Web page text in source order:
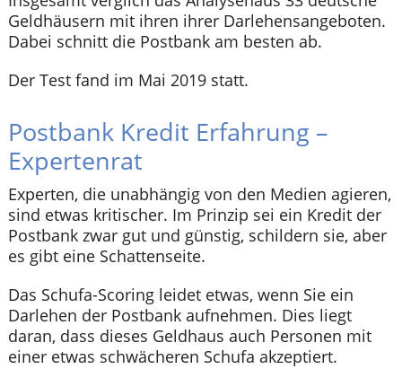
Geldhäusern mit ihren ihrer Darlehensangeboten.
Dabei schnitt die Postbank am besten ab.
Der Test fand im Mai 2019 statt.
Postbank Kredit Erfahrung –
Expertenrat
Experten, die unabhängig von den Medien agieren,
sind etwas kritischer. Im Prinzip sei ein Kredit der
Postbank zwar gut und günstig, schildern sie, aber
es gibt eine Schattenseite.
Das Schufa-Scoring leidet etwas, wenn Sie ein
Darlehen der Postbank aufnehmen. Dies liegt
daran, dass dieses Geldhaus auch Personen mit
einer etwas schwächeren Schufa akzeptiert.